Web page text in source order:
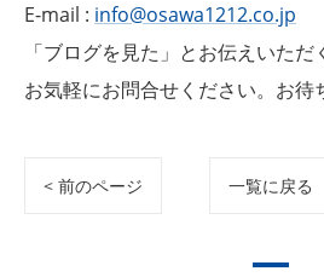
E-mail : info@osawa1212.co.jp
「ブログを見た」とお伝えいた
お気軽にお問合せください。お待
< 前のページ 一覧に戻る